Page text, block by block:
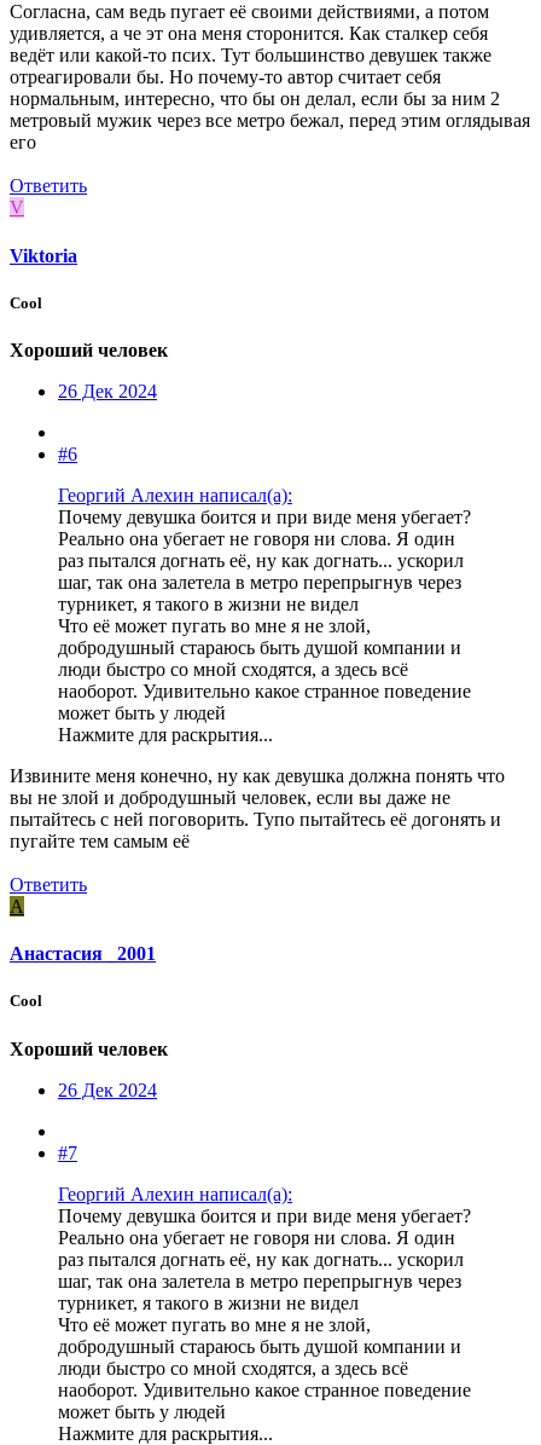
Согласна, сам ведь пугает её своими действиями, а потом
удивляется, а че эт она меня сторонится. Как сталкер себя
ведёт или какой-то псих. Тут большинство девушек также
отреагировали бы. Но почему-то автор считает себя
нормальным, интересно, что бы он делал, если бы за ним 2
метровый мужик через все метро бежал, перед этим оглядывая
его
Ответить
V
Viktoria
Cool
Хороший человек
26 Дек 2024
#6
Георгий Алехин написал(а):
Почему девушка боится и при виде меня убегает?
Реально она убегает не говоря ни слова. Я один
раз пытался догнать её, ну как догнать... ускорил
шаг, так она залетела в метро перепрыгнув через
турникет, я такого в жизни не видел
Что её может пугать во мне я не злой,
добродушный стараюсь быть душой компании и
люди быстро со мной сходятся, а здесь всё
наоборот. Удивительно какое странное поведение
может быть у людей
Нажмите для раскрытия...
Извините меня конечно, ну как девушка должна понять что
вы не злой и добродушный человек, если вы даже не
пытайтесь с ней поговорить. Тупо пытайтесь её догонять и
пугайте тем самым её
Ответить
А
Анастасия _2001
Cool
Хороший человек
26 Дек 2024
#7
Георгий Алехин написал(а):
Почему девушка боится и при виде меня убегает?
Реально она убегает не говоря ни слова. Я один
раз пытался догнать её, ну как догнать... ускорил
шаг, так она залетела в метро перепрыгнув через
турникет, я такого в жизни не видел
Что её может пугать во мне я не злой,
добродушный стараюсь быть душой компании и
люди быстро со мной сходятся, а здесь всё
наоборот. Удивительно какое странное поведение
может быть у людей
Нажмите для раскрытия...